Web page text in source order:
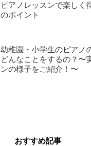
ピアノレッスンで楽しく
のポイント
幼稚園・小学生のピアノ
どんなことをするの？〜
ンの様子をご紹介！〜
おすすめ記事